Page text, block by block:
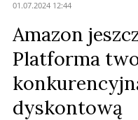
01.07.2024 12:44
Amazon
Platforma
dyskontową